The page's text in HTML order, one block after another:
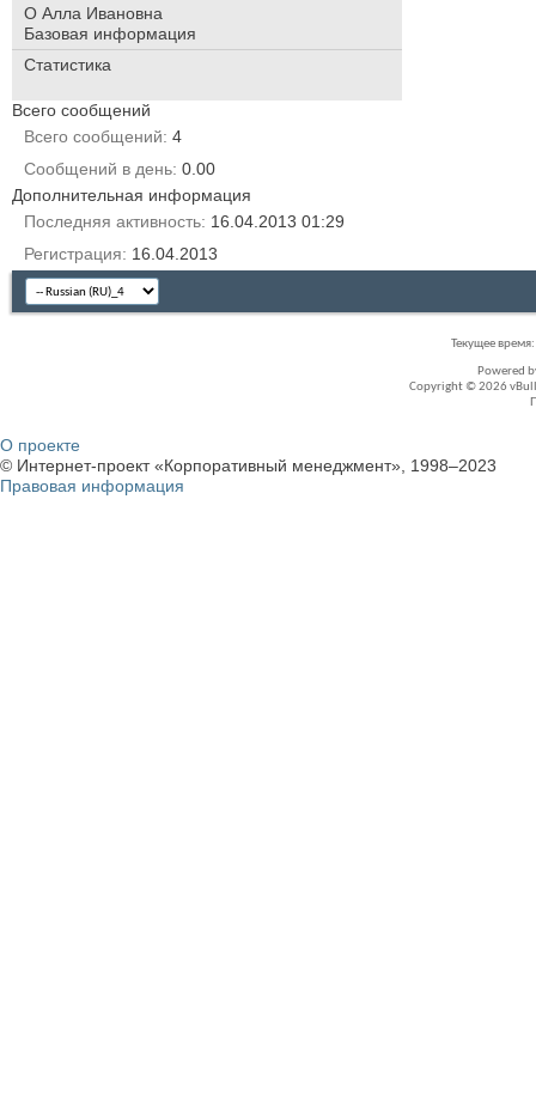
О Алла Ивановна
Базовая информация
Статистика
Всего сообщений
Всего сообщений 4
Сообщений в день 0.00
Дополнительная информация
Последняя активность 16.04.2013 01:29
Регистрация
16.04.2013
Текущее время:
Powered
Copyright © 2026
О проекте
© Интернет-проект «Корпоративный менеджмент», 1998–2023
Правовая информация